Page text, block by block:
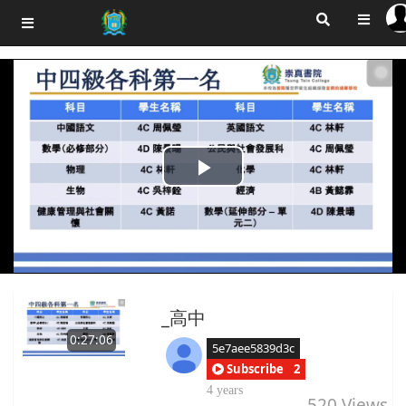
Play
Video
0:27:06
_高中
5e7aee5839d3c
Subscribe
2
4 years